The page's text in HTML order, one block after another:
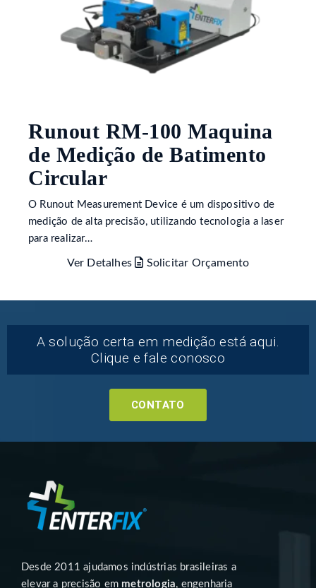
Runout RM-100 Maquina
de Medição de Batimento
Circular
O Runout Measurement Device é um dispositivo de
medição de alta precisão, utilizando tecnologia a laser
para realizar…
Ver Detalhes Solicitar Orçamento
A solução certa em medição está aqui.
Clique e fale conosco
CONTATO
Desde 2011 ajudamos indústrias brasileiras a
elevar a precisão em metrologia, engenharia